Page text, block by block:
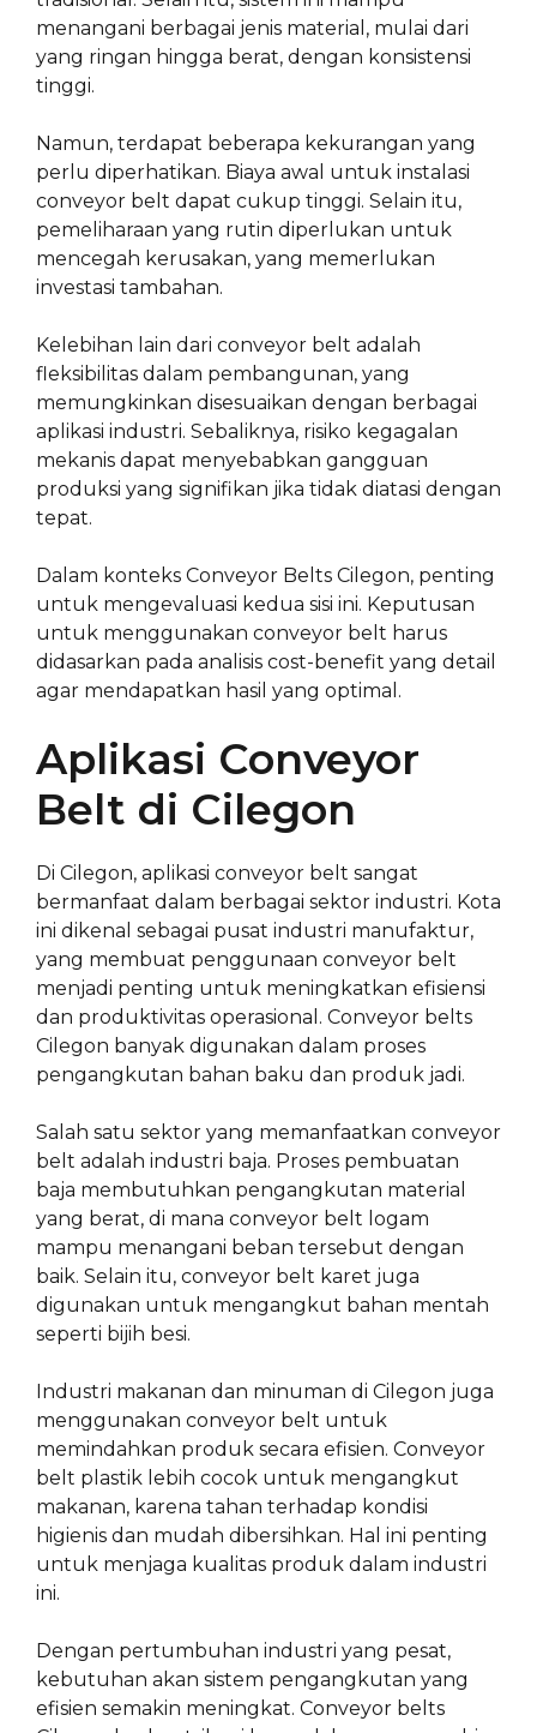
menangani berbagai jenis material, mulai dari
yang ringan hingga berat, dengan konsistensi
tinggi.
Namun, terdapat beberapa kekurangan yang
perlu diperhatikan. Biaya awal untuk instalasi
conveyor belt dapat cukup tinggi. Selain itu,
pemeliharaan yang rutin diperlukan untuk
mencegah kerusakan, yang memerlukan
investasi tambahan.
Kelebihan lain dari conveyor belt adalah
fleksibilitas dalam pembangunan, yang
memungkinkan disesuaikan dengan berbagai
aplikasi industri. Sebaliknya, risiko kegagalan
mekanis dapat menyebabkan gangguan
produksi yang signifikan jika tidak diatasi dengan
tepat.
Dalam konteks Conveyor Belts Cilegon, penting
untuk mengevaluasi kedua sisi ini. Keputusan
untuk menggunakan conveyor belt harus
didasarkan pada analisis cost-benefit yang detail
agar mendapatkan hasil yang optimal.
Aplikasi Conveyor
Belt di Cilegon
Di Cilegon, aplikasi conveyor belt sangat
bermanfaat dalam berbagai sektor industri. Kota
ini dikenal sebagai pusat industri manufaktur,
yang membuat penggunaan conveyor belt
menjadi penting untuk meningkatkan efisiensi
dan produktivitas operasional. Conveyor belts
Cilegon banyak digunakan dalam proses
pengangkutan bahan baku dan produk jadi.
Salah satu sektor yang memanfaatkan conveyor
belt adalah industri baja. Proses pembuatan
baja membutuhkan pengangkutan material
yang berat, di mana conveyor belt logam
mampu menangani beban tersebut dengan
baik. Selain itu, conveyor belt karet juga
digunakan untuk mengangkut bahan mentah
seperti bijih besi.
Industri makanan dan minuman di Cilegon juga
menggunakan conveyor belt untuk
memindahkan produk secara efisien. Conveyor
belt plastik lebih cocok untuk mengangkut
makanan, karena tahan terhadap kondisi
higienis dan mudah dibersihkan. Hal ini penting
untuk menjaga kualitas produk dalam industri
ini.
Dengan pertumbuhan industri yang pesat,
kebutuhan akan sistem pengangkutan yang
efisien semakin meningkat. Conveyor belts